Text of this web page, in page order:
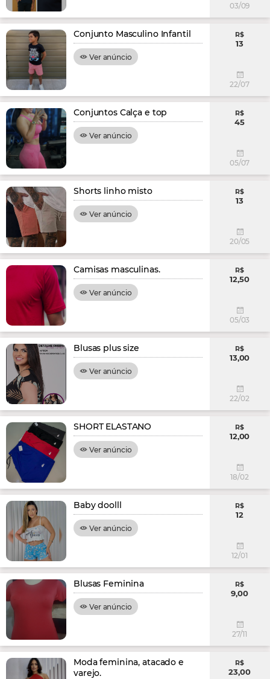
03/09
Conjunto Masculino Infantil
Ver anúncio
R$
13
22/07
Conjuntos Calça e top
Ver anúncio
R$
45
05/07
Shorts linho misto
Ver anúncio
R$
13
20/05
Camisas masculinas.
Ver anúncio
R$
12,50
05/03
Blusas plus size
Ver anúncio
R$
13,00
22/02
SHORT ELASTANO
Ver anúncio
R$
12,00
18/02
Baby doolll
Ver anúncio
R$
12
12/01
Blusas Feminina
Ver anúncio
R$
9,00
27/11
Moda feminina, atacado e
varejo.
R$
23,00